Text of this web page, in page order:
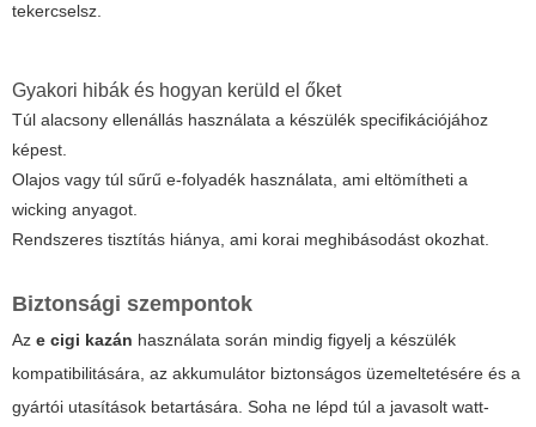
tekercselsz.
Gyakori hibák és hogyan kerüld el őket
Túl alacsony ellenállás használata a készülék specifikációjához
képest.
Olajos vagy túl sűrű e-folyadék használata, ami eltömítheti a
wicking anyagot.
Rendszeres tisztítás hiánya, ami korai meghibásodást okozhat.
Biztonsági szempontok
Az e cigi kazán használata során mindig figyelj a készülék
kompatibilitására, az akkumulátor biztonságos üzemeltetésére és a
gyártói utasítások betartására. Soha ne lépd túl a javasolt watt-